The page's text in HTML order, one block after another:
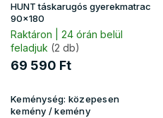
HUNT táskarugós gyerekmatrac
90x180
Raktáron | 24 órán belül
feladjuk (2 db)
69 590 Ft
Keménység: közepesen
kemény / kemény